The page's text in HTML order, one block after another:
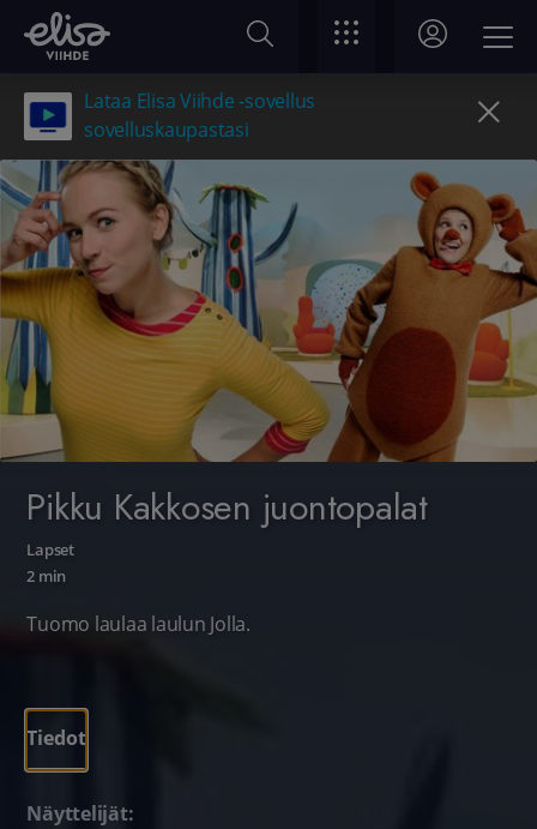
Lataa Elisa Viihde -sovellus
sovelluskaupastasi
Pikku Kakkosen juontopalat
Lapset
2 min
Tuomo laulaa laulun Jolla.
Tiedot
Näyttelijät: